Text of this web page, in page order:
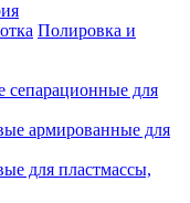
Полировка и
сепарационные для
армированные для
для пластмассы,